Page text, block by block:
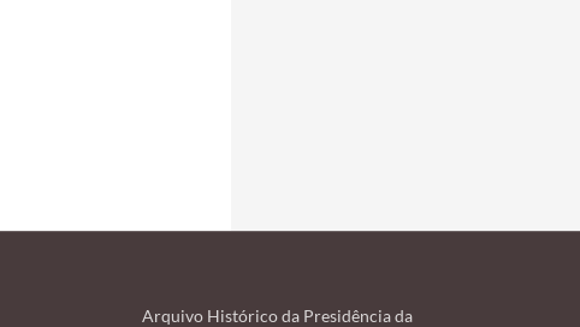
Arquivo Histórico da Presidência da